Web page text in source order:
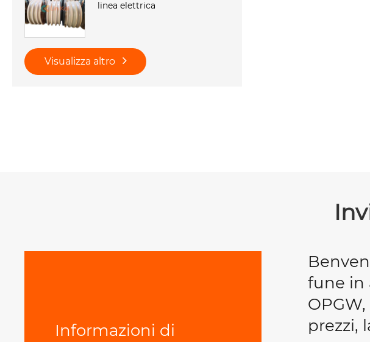
linea elettrica
Visualizza altro
Informazioni di
fune in
prezzi,